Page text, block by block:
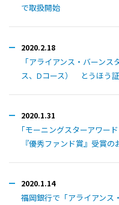
で取扱開始
2020.2.18
「アライアンス・バーン
ス、Dコース） とうほう
2020.1.31
｢モーニングスターアワー
『優秀ファンド賞』受賞の
2020.1.14
福岡銀行で「アライアンス